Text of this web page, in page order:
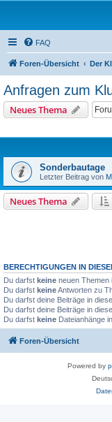
FAQ
Foren-Übersicht Der
Anfragen zum
Neues Thema
Sonderbautage
Letzter Beitrag von
Neues Thema
BERECHTIGUNGEN IN
Du darfst keine neuen Themen
Du darfst keineAntworten zu
Du darfst deine Beiträge in
Du darfst deine Beiträge in
Du darfst keine Dateianhänge
Foren-Übersicht
Powered by